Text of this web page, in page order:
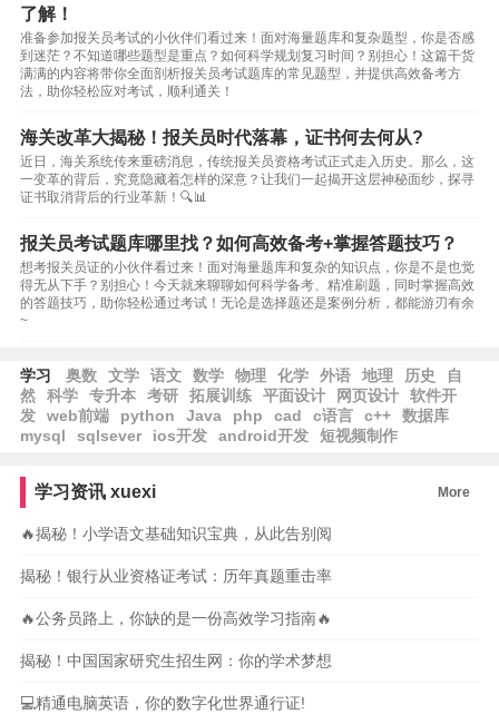
了解！
准备参加报关员考试的小伙伴们看过来！面对海量题库和复杂题型，你是否感
到迷茫？不知道哪些题型是重点？如何科学规划复习时间？别担心！这篇干货
满满的内容将带你全面剖析报关员考试题库的常见题型，并提供高效备考方
法，助你轻松应对考试，顺利通关！
海关改革大揭秘！报关员时代落幕，证书何去何从?
近日，海关系统传来重磅消息，传统报关员资格考试正式走入历史。那么，这
一变革的背后，究竟隐藏着怎样的深意？让我们一起揭开这层神秘面纱，探寻
证书取消背后的行业革新！🔍📊
报关员考试题库哪里找？如何高效备考+掌握答题技巧？
想考报关员证的小伙伴看过来！面对海量题库和复杂的知识点，你是不是也觉
得无从下手？别担心！今天就来聊聊如何科学备考、精准刷题，同时掌握高效
的答题技巧，助你轻松通过考试！无论是选择题还是案例分析，都能游刃有余
~
学习 奥数 文学 语文 数学 物理 化学 外语 地理 历史
自
然
科学 专升本 考研 拓展训练 平面设计 网页设计
软件开
发
web前端 python Java php cad c语言 c++
数据库
mysql
sqlsever ios开发 android开发 短视频制作
学习资讯 xuexi More
🔥揭秘！小学语文基础知识宝典，从此告别阅
揭秘！银行从业资格证考试：历年真题重击率
🔥公务员路上，你缺的是一份高效学习指南🔥
揭秘！中国国家研究生招生网：你的学术梦想
💻精通电脑英语，你的数字化世界通行证!